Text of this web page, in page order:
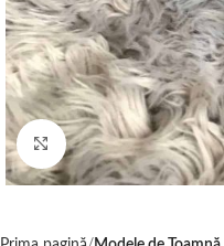
Click to enlarge